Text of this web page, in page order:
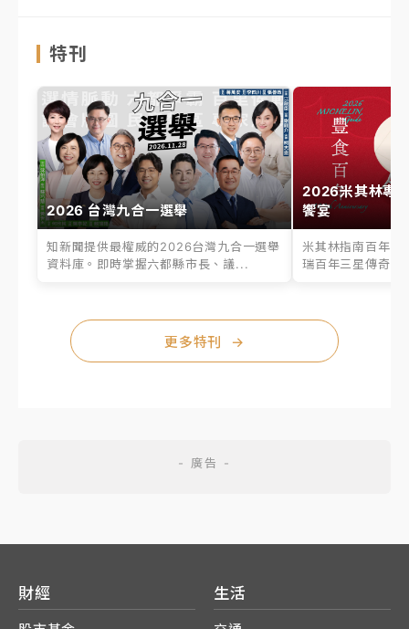
特刊
2026 台灣九合一選舉
知新聞提供最權威的2026台灣九合一選舉
資料庫。即時掌握六都縣市長、議...
2026米其林專
饗宴
米其林指南百年之
瑞百年三星傳奇、
更多特刊 →
財經 生活